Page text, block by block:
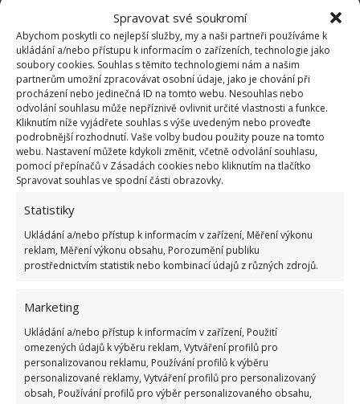
Spravovat své soukromí
Abychom poskytli co nejlepší služby, my a naši partneři používáme k
ukládání a/nebo přístupu k informacím o zařízeních, technologie jako
soubory cookies. Souhlas s těmito technologiemi nám a našim
partnerům umožní zpracovávat osobní údaje, jako je chování při
procházení nebo jedinečná ID na tomto webu. Nesouhlas nebo
odvolání souhlasu může nepříznivě ovlivnit určité vlastnosti a funkce.
Kliknutím níže vyjádřete souhlas s výše uvedeným nebo proveďte
podrobnější rozhodnutí. Vaše volby budou použity pouze na tomto
webu. Nastavení můžete kdykoli změnit, včetně odvolání souhlasu,
pomocí přepínačů v Zásadách cookies nebo kliknutím na tlačítko
Spravovat souhlas ve spodní části obrazovky.
Statistiky
Ukládání a/nebo přístup k informacím v zařízení, Měření výkonu
reklam, Měření výkonu obsahu, Porozumění publiku
prostřednictvím statistik nebo kombinací údajů z různých zdrojů.
Marketing
Ukládání a/nebo přístup k informacím v zařízení, Použití
omezených údajů k výběru reklam, Vytváření profilů pro
personalizovanou reklamu, Používání profilů k výběru
personalizované reklamy, Vytváření profilů pro personalizovaný
obsah, Používání profilů pro výběr personalizovaného obsahu,
s práškem tenisky vyčistí, jedlá soda pohltí
nepříjemný zápach obuvi. Co k tomu říci – nezkusíte,
nevíte…
Do pračky můžete vložit také různé druhy textilních
tašek. Pokud mají na sobě jakékoliv ozdoby, které by
se mohly během pracího cyklu uvolnit, buď je
předem odstraňte, anebovložte tašky také do
BydlímeÚtulně jsme vás také seznámili s postupy,
jak lze dokonalevyčistit pračku, a tak prodloužit její
životnost.